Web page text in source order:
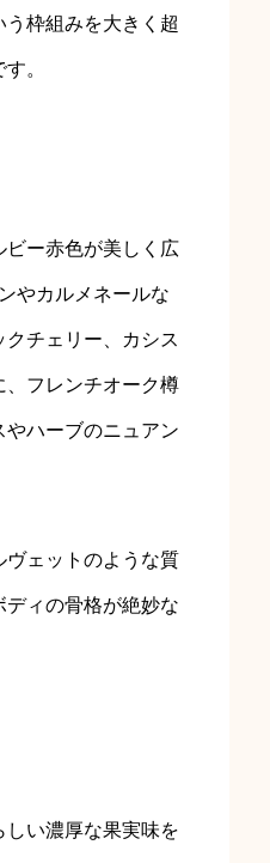
枠組みを大きく超
。
ビー赤色が美しく広
やカルメネールな
チェリー、カシス
、フレンチオーク樽
ハーブのニュアン
ヴェットのような質
ィの骨格が絶妙な
い濃厚な果実味を